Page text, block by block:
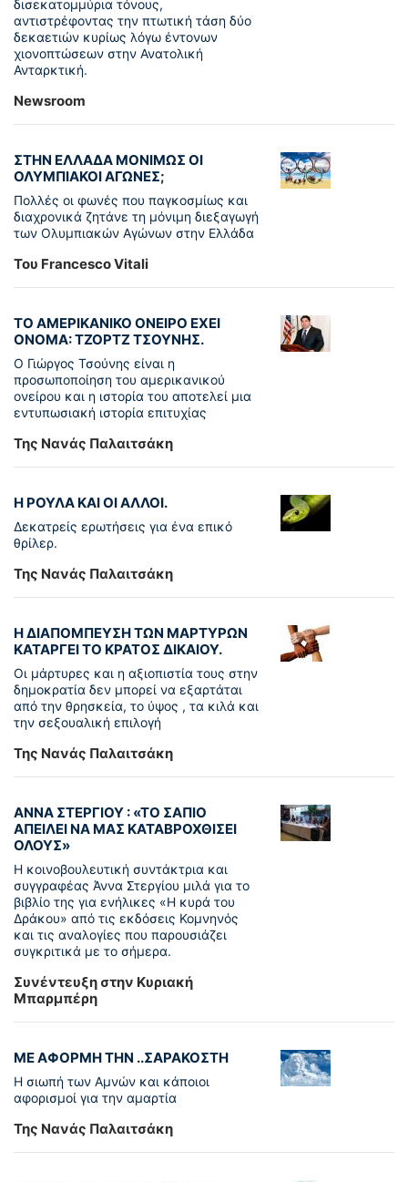
δισεκατομμύρια τόνους,
αντιστρέφοντας την πτωτική τάση δύο
δεκαετιών κυρίως λόγω έντονων
χιονοπτώσεων στην Ανατολική
Ανταρκτική.
Newsroom
ΣΤΗΝ ΕΛΛΑΔΑ ΜΟΝΙΜΩΣ ΟΙ
ΟΛΥΜΠΙΑΚΟΙ ΑΓΩΝΕΣ;
Πολλές οι φωνές που παγκοσμίως και
διαχρονικά ζητάνε τη μόνιμη διεξαγωγή
των Ολυμπιακών Αγώνων στην Ελλάδα
Του Francesco Vitali
ΤΟ ΑΜΕΡΙΚΑΝΙΚΟ ΟΝΕΙΡΟ ΕΧΕΙ
ΟΝΟΜΑ: ΤΖΟΡΤΖ ΤΣΟΥΝΗΣ.
Ο Γιώργος Τσούνης είναι η
προσωποποίηση του αμερικανικού
ονείρου και η ιστορία του αποτελεί μια
εντυπωσιακή ιστορία επιτυχίας
Της Νανάς Παλαιτσάκη
Η ΡΟΥΛΑ ΚΑΙ ΟΙ ΑΛΛΟΙ.
Δεκατρείς ερωτήσεις για ένα επικό
θρίλερ.
Της Νανάς Παλαιτσάκη
Η ΔΙΑΠΟΜΠΕΥΣΗ ΤΩΝ ΜΑΡΤΥΡΩΝ
ΚΑΤΑΡΓΕΙ ΤΟ ΚΡΑΤΟΣ ΔΙΚΑΙΟΥ.
Οι μάρτυρες και η αξιοπιστία τους στην
δημοκρατία δεν μπορεί να εξαρτάται
από την θρησκεία, το ύψος , τα κιλά και
την σεξουαλική επιλογή
Της Νανάς Παλαιτσάκη
ΑΝΝΑ ΣΤΕΡΓΙΟΥ : «ΤΟ ΣΑΠΙΟ
ΑΠΕΙΛΕΙ ΝΑ ΜΑΣ ΚΑΤΑΒΡΟΧΘΙΣΕΙ
ΟΛΟΥΣ»
Η κοινοβουλευτική συντάκτρια και
συγγραφέας Άννα Στεργίου μιλά για το
βιβλίο της για ενήλικες «Η κυρά του
Δράκου» από τις εκδόσεις Κομνηνός
και τις αναλογίες που παρουσιάζει
συγκριτικά με το σήμερα.
Συνέντευξη στην Κυριακή
Μπαρμπέρη
ΜΕ ΑΦΟΡΜΗ ΤΗΝ ..ΣΑΡΑΚΟΣΤΗ
Η σιωπή των Αμνών και κάποιοι
αφορισμοί για την αμαρτία
Της Νανάς Παλαιτσάκη